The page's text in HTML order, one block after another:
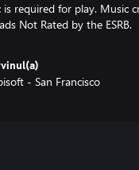
required for play. Music
Not Rated by the ESRB.
- San Francisco